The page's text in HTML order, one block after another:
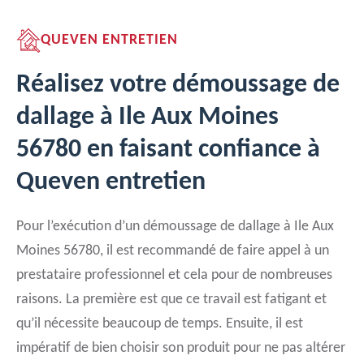
QUEVEN ENTRETIEN
Réalisez votre démoussage de
dallage à Ile Aux Moines
56780 en faisant confiance à
Queven entretien
Pour l’exécution d’un démoussage de dallage à Ile Aux
Moines 56780, il est recommandé de faire appel à un
prestataire professionnel et cela pour de nombreuses
raisons. La première est que ce travail est fatigant et
qu’il nécessite beaucoup de temps. Ensuite, il est
impératif de bien choisir son produit pour ne pas altérer